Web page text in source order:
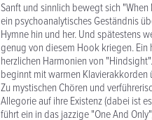
Sanft und sinnlich bewegt sich
ein psychoanalytisches Geständnis
Hymne hin und her. Und spätestens
genug von diesem Hook kriegen.
herzlichen Harmonien von
beginnt mit warmen Klavierakkorden
Zu mystischen Chören und
Allegorie auf ihre Existenz (dabei ist
führt ein in das jazzige "One And